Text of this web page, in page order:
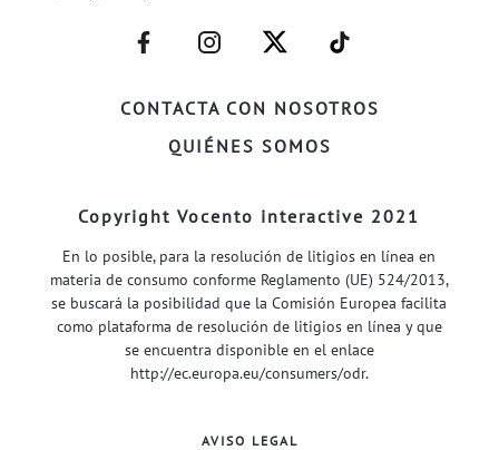
CONTACTA CON NOSOTROS
QUIÉNES SOMOS
–
FACEBOOK–
–
INSTAGRAM–
–
TWITTER–
–
WELIFE–
Copyright Vocento interactive 2021
En lo posible, para la resolución de litigios en línea en
materia de consumo conforme Reglamento (UE) 524/2013,
se buscará la posibilidad que la Comisión Europea facilita
como plataforma de resolución de litigios en línea y que
se encuentra disponible en el enlace
http://ec.europa.eu/consumers/odr.
AVISO LEGAL